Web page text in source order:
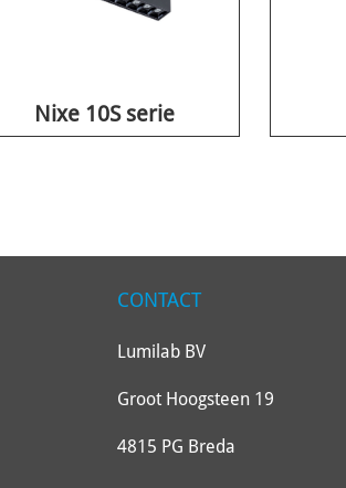
Nixe 10S serie
CONTACT
Lumilab BV
Groot Hoogsteen 19
4815 PG Breda